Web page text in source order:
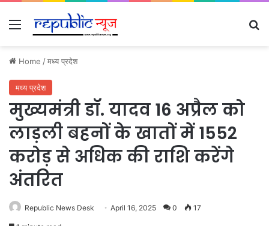
Menu
Home /मध्य प्रदेश
मध्य प्रदेश
मुख्यमंत्री डॉ. यादव 16 अप्रैल को
लाड़ली बहनों के खातों में 1552
करोड़ से अधिक की राशि करेंगे
अंतरित
Republic News Desk April 16, 2025 0 17